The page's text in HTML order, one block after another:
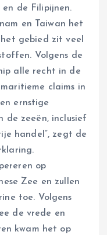
de Filipijnen.
en Taiwan het
gebied zit veel
Volgens de
alle recht in de
claims in
ernstige
de zeeën, inclusief
handel”, zegt de
op
Zee en zullen
toe. Volgens
de vrede en
kwam het op